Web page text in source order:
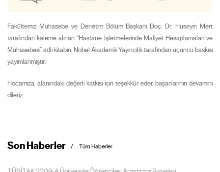
Fakültemiz Muhasebe ve Denetim Bölüm Başkanı Doç. Dr. Hüseyin Mert
tarafından kaleme alınan “Hastane İşletmelerinde Maliyet Hesaplamaları ve
Muhasebesi” adlı kitabın, Nobel Akademik Yayıncılık tarafından üçüncü baskısı
yayımlanmıştır.
Hocamıza, alanındaki değerli katkısı için teşekkür eder, başarılarının devamını
dileriz.
Son Haberler Tüm Haberler